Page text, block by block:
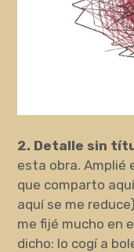
2. Detalle sin
esta obra. Amplié
que comparto
aquí se me
me fijé mucho en
dicho: lo cogí a